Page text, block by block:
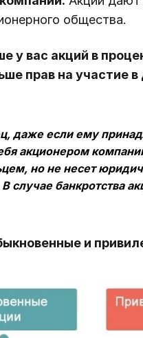
общества.
у вас акций в
прав на участие
даже если ему
акционером
но не несет
случае банкротства
и